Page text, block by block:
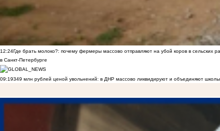
12:24Где брать молоко?: почему фермеры массово отправляют на убой коров в сельских
в Санкт-Петербурге
09:19349 млн рублей ценой увольнений: в ДНР массово ликвидируют и объединяют